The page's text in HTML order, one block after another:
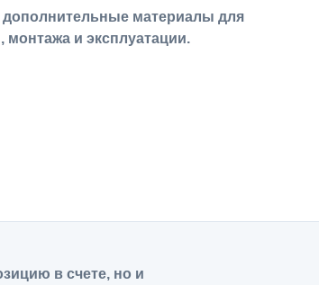
дополнительные материалы для
монтажа и эксплуатации.
в счете, но и